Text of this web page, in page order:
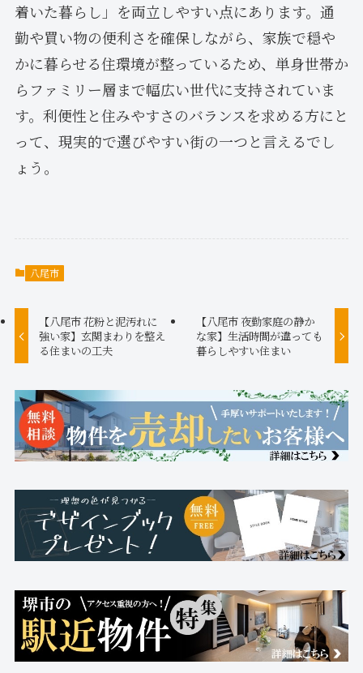
着いた暮らし」を両立しやすい点にあります。通
勤や買い物の便利さを確保しながら、家族で穏や
かに暮らせる住環境が整っているため、単身世帯か
らファミリー層まで幅広い世代に支持されていま
す。利便性と住みやすさのバランスを求める方にと
って、現実的で選びやすい街の一つと言えるでし
ょう。
八尾市
【八尾市 花粉と泥汚れに
強い家】玄関まわりを整え
る住まいの工夫
【八尾市 夜勤家庭の静か
な家】生活時間が違っても
暮らしやすい住まい